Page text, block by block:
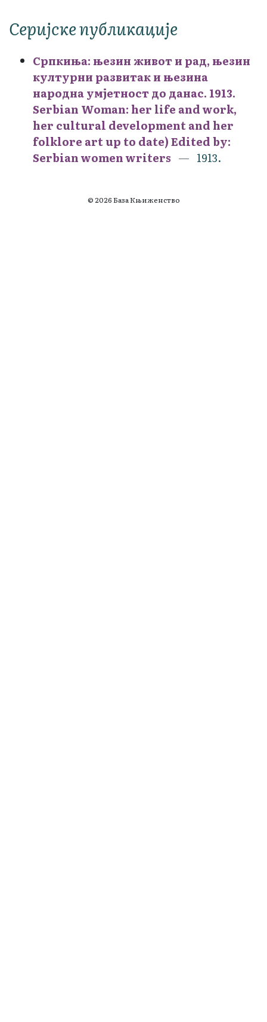
Серијске публикације
Српкиња: њезин живот и рад, њезин
културни развитак и њезина
народна умјетност до данас. 1913.
Serbian Woman: her life and work,
her cultural development and her
folklore art up to date) Edited by:
Serbian women writers
1913.
© 2026 База Књиженство